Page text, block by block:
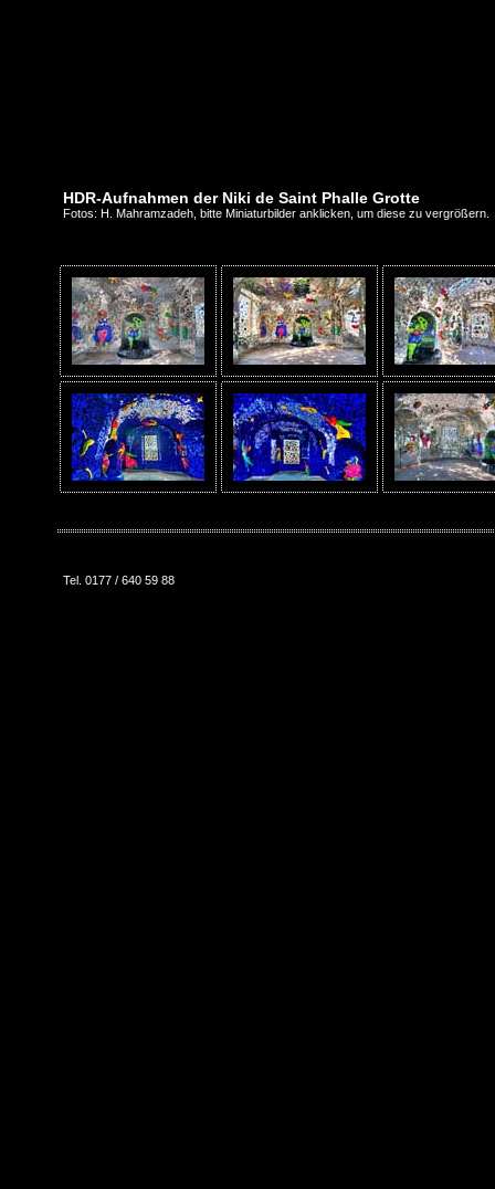
HDR-Aufnahmen der Niki de Saint Phalle Grotte
Fotos: H. Mahramzadeh, bitte Miniaturbilder anklicken, um diese zu vergrößern.
Tel. 0177 / 640 59 88